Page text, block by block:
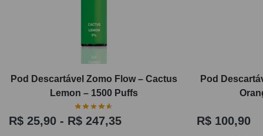
Pod Descartável Zomo Flow – Cactus
Lemon – 1500 Puffs
R$ 25,90 - R$ 247,35
Pod
R$ 100,90